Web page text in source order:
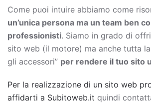
Come puoi intuire abbiamo come
un’unica persona ma un team ben
professionisti. Siamo in grado di
sito web (il motore) ma anche tutta
gli accessori” per rendere il tuo sito
Per la realizzazione di un sito web
affidarti a Subitoweb.it quindi